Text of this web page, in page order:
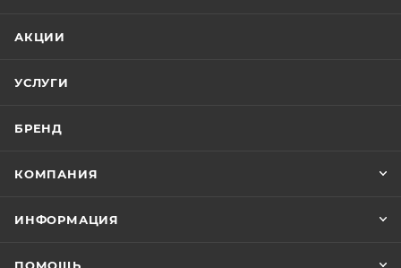
АКЦИИ
УСЛУГИ
БРЕНД
КОМПАНИЯ
ИНФОРМАЦИЯ